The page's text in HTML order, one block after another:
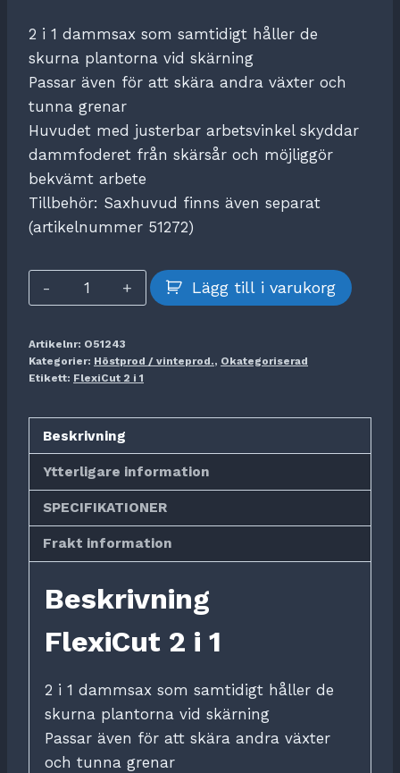
2 i 1 dammsax som samtidigt håller de
skurna plantorna vid skärning
Passar även för att skära andra växter och
tunna grenar
Huvudet med justerbar arbetsvinkel skyddar
dammfoderet från skärsår och möjliggör
bekvämt arbete
Tillbehör: Saxhuvud finns även separat
(artikelnummer 51272)
FlexiCut
2
1
mängd
Lägg till i varukorg
Artikelnr: O51243
Kategorier: Höstprod / vinteprod., Okategoriserad
Etikett: FlexiCut 2 i 1
Beskrivning
Ytterligare information
SPECIFIKATIONER
Frakt information
Beskrivning
FlexiCut 2 i 1
2 i 1 dammsax som samtidigt håller de
skurna plantorna vid skärning
Passar även för att skära andra växter
och tunna grenar